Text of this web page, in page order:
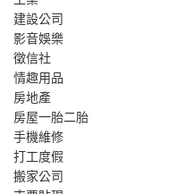
建設公司
影音娛樂
徵信社
情趣用品
房地產
房屋一胎二胎
手機維修
打工度假
搬家公司